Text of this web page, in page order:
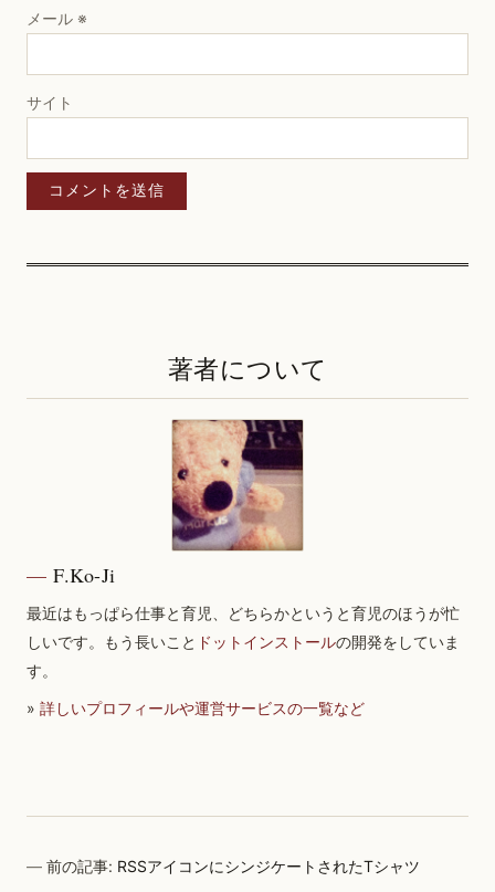
メール ※
サイト
著者について
F.Ko-Ji
最近はもっぱら仕事と育児、どちらかというと育児のほうが忙
しいです。もう長いこと ドットインストールの開発をしていま
す。
» 詳しいプロフィールや運営サービスの一覧など
前の記事: RSSアイコンにシンジケートされたTシャツ